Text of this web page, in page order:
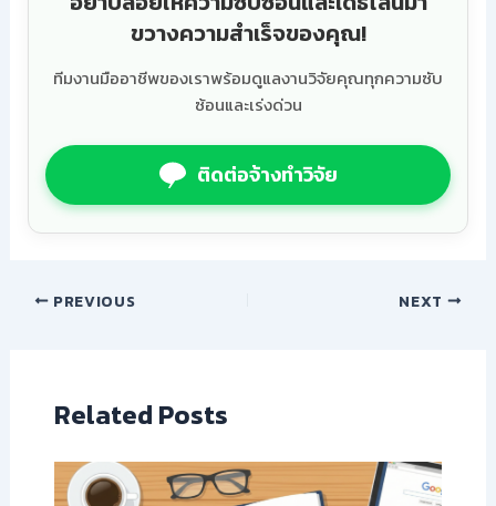
ขวางความสำเร็จของคุณ!
ทีมงานมืออาชีพของเราพร้อมดูแลงานวิจัยคุณทุกความซับ
ซ้อนและเร่งด่วน
ติดต่อจ้างทำวิจัย
PREVIOUS NEXT
Related Posts